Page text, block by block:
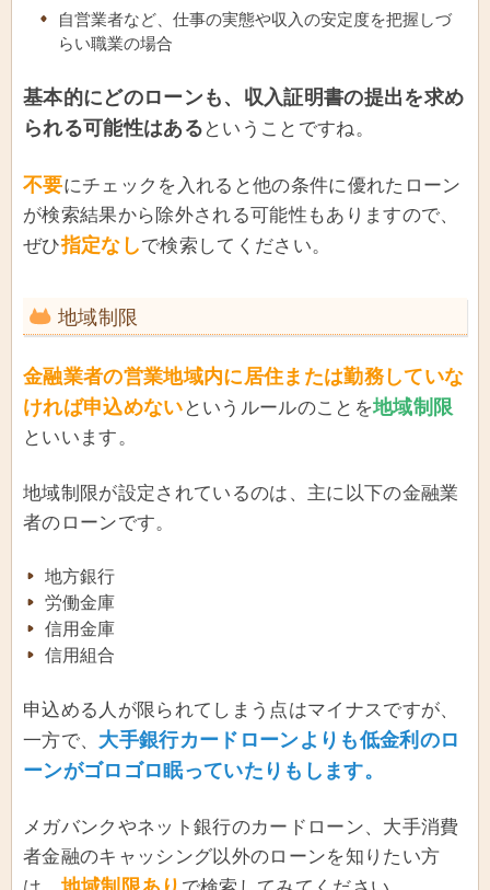
自営業者など、仕事の実態や収入の安定度を把握しづ
らい職業の場合
基本的にどのローンも、収入証明書の提出を求め
られる可能性はある ということですね。
不要にチェックを入れると他の条件に優れたローン
が検索結果から除外される可能性もありますので、
ぜひ指定なしで検索してください。
地域制限
金融業者の営業地域内に居住または勤務していな
ければ申込めない というルールのことを地域制限
といいます。
地域制限が設定されているのは、主に以下の金融業
者のローンです。
地方銀行
労働金庫
信用金庫
信用組合
申込める人が限られてしまう点はマイナスですが、
一方で、 大手銀行カードローンよりも低金利のロ
ーンがゴロゴロ眠っていたりもします。
メガバンクやネット銀行のカードローン、大手消費
者金融のキャッシング以外のローンを知りたい方